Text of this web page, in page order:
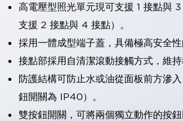
高電壓型照光單元現可支援 1 接點與
支援 2 接點與 4 接點）。
採用一體成型端子蓋，具備極高安全性
接點部採用自清潔滾動接觸方式，維持
防護結構可防止水或油從面板前方滲
鈕開關為 IP40）。
雙按鈕開關，可將兩個獨立動作的按